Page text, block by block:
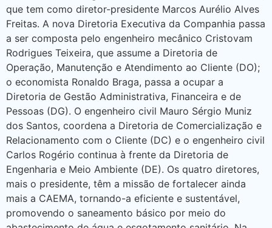
que tem como diretor-presidente Marcos Aurélio Alves
Freitas. A nova Diretoria Executiva da Companhia passa
a ser composta pelo engenheiro mecânico Cristovam
Rodrigues Teixeira, que assume a Diretoria de
Operação, Manutenção e Atendimento ao Cliente (DO);
o economista Ronaldo Braga, passa a ocupar a
Diretoria de Gestão Administrativa, Financeira e de
Pessoas (DG). O engenheiro civil Mauro Sérgio Muniz
dos Santos, coordena a Diretoria de Comercialização e
Relacionamento com o Cliente (DC) e o engenheiro civil
Carlos Rogério continua à frente da Diretoria de
Engenharia e Meio Ambiente (DE). Os quatro diretores,
mais o presidente, têm a missão de fortalecer ainda
mais a CAEMA, tornando-a eficiente e sustentável,
promovendo o saneamento básico por meio do